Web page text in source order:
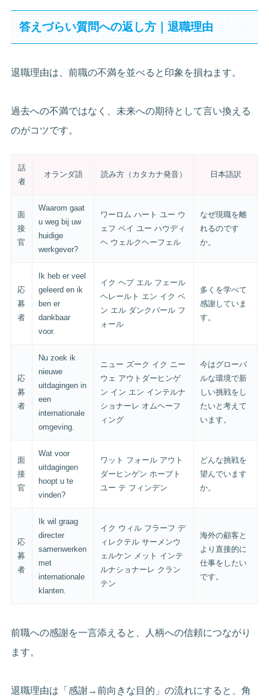
答えづらい質問への返し方｜退職理由
退職理由は、前職の不満を並べると印象を損ねます。
過去への不満ではなく、未来への期待として言い換える
のがコツです。
話
者
オランダ語 読み方（カタカナ発音） 日本語訳
面
接
官
Waarom gaat
u weg bij uw
huidige
werkgever?
ワーロム ハート ユー ウ
ェフ ベイ ユー ハウディ
ヘ ウェルクヘーフェル
なぜ現職を離
れるのです
か。
応
募
者
Ik heb er veel
geleerd en ik
ben er
dankbaar
voor.
イク ヘプ エル フェール
ヘレールト エン イク ベ
ン エル ダンクバール フ
ォール
多くを学べて
感謝していま
す。
応
募
者
Nu zoek ik
nieuwe
uitdagingen in
een
internationale
omgeving.
ニュー ズーク イク ニー
ウェ アウトダーヒンゲ
ン イン エン インテルナ
ショナーレ オムヘーフ
ィング
今はグローバ
ルな環境で新
しい挑戦をし
たいと考えて
います。
面
接
官
Wat voor
uitdagingen
hoopt u te
vinden?
ワット フォール アウト
ダーヒンゲン ホープト
ユー テ フィンデン
どんな挑戦を
望んでいます
か。
応
募
者
Ik wil graag
directer
samenwerken
met
internationale
klanten.
イク ウィル フラーフ デ
ィレクテル サーメンウ
ェルケン メット インテ
ルナショナーレ クラン
テン
海外の顧客と
より直接的に
仕事をしたい
です。
前職への感謝を一言添えると、人柄への信頼につながり
ます。
退職理由は「感謝→前向きな目的」の流れにすると、角